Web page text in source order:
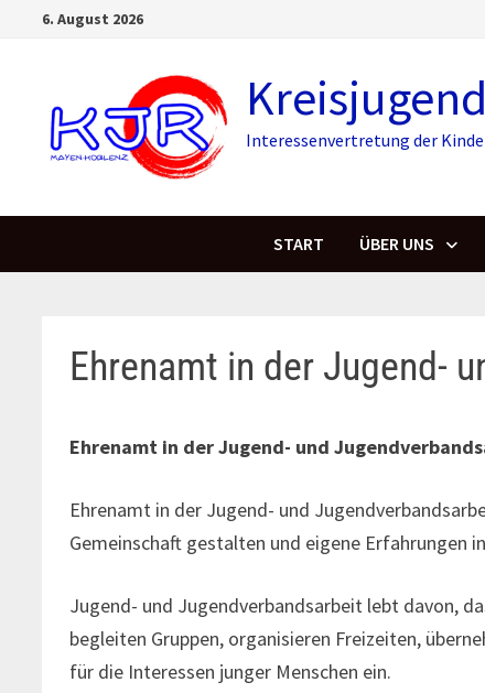
6. August 2026
Interessenvertretung der
START ÜBER UNS
Ehrenamt in der Jugend-
Ehrenamt in der Jugend- und
Ehrenamt in der Jugend- und
Gemeinschaft gestalten und eigene Erfahrungen
Jugend- und Jugendverbandsarbeit lebt davon,
begleiten Gruppen, organisieren Freizeiten,
für die Interessen junger Menschen ein.